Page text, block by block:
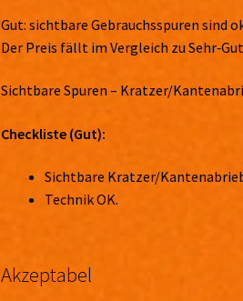
Gut: sichtbare Gebrauchsspuren sind
Der Preis fällt im Vergleich zu
Sichtbare Spuren – Kratzer/
Checkliste (Gut):
Sichtbare Kratzer/
Technik OK.
Akzeptabel